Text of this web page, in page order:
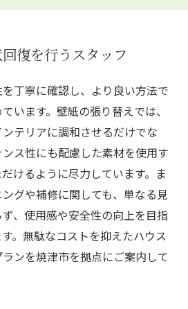
復を行うスタッフ
丁寧に確認し、より良い方法で
います。壁紙の張り替えでは、
テリアに調和させるだけでな
ス性にも配慮した素材を使用す
けるように尽力しています。ま
グや補修に関しても、単なる見
、使用感や安全性の向上を目指
。無駄なコストを抑えたハウス
ンを焼津市を拠点にご案内して